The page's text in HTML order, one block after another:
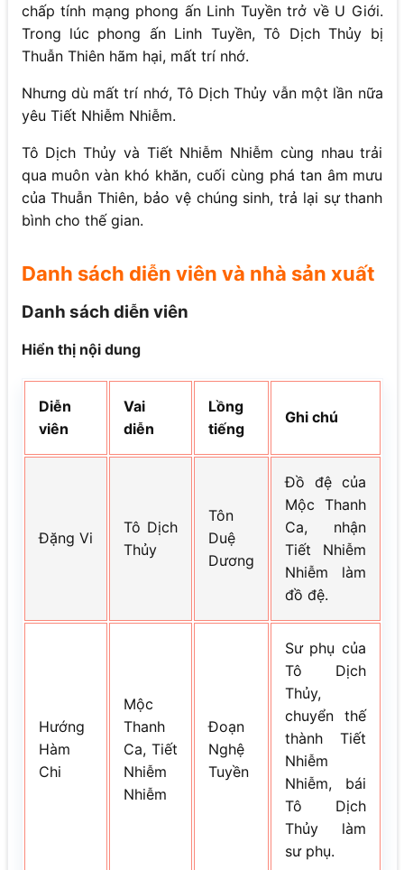
chấp tính mạng phong ấn Linh Tuyền trở về U Giới.
Trong lúc phong ấn Linh Tuyền, Tô Dịch Thủy bị
Thuẫn Thiên hãm hại, mất trí nhớ.
Nhưng dù mất trí nhớ, Tô Dịch Thủy vẫn một lần nữa
yêu Tiết Nhiễm Nhiễm.
Tô Dịch Thủy và Tiết Nhiễm Nhiễm cùng nhau trải
qua muôn vàn khó khăn, cuối cùng phá tan âm mưu
của Thuẫn Thiên, bảo vệ chúng sinh, trả lại sự thanh
bình cho thế gian.
Danh sách diễn viên và nhà sản xuất
Danh sách diễn viên
Hiển thị nội dung
Diễn
viên
Vai
diễn
Lồng
tiếng
Ghi chú
Đặng Vi
Tô Dịch
Thủy
Tôn
Duệ
Dương
Đồ đệ của
Mộc Thanh
Ca, nhận
Tiết Nhiễm
Nhiễm làm
đồ đệ.
Hướng
Hàm
Chi
Mộc
Thanh
Ca, Tiết
Nhiễm
Nhiễm
Đoạn
Nghệ
Tuyền
Sư phụ của
Tô Dịch
Thủy,
chuyển thế
thành Tiết
Nhiễm
Nhiễm, bái
Tô Dịch
Thủy làm
sư phụ.